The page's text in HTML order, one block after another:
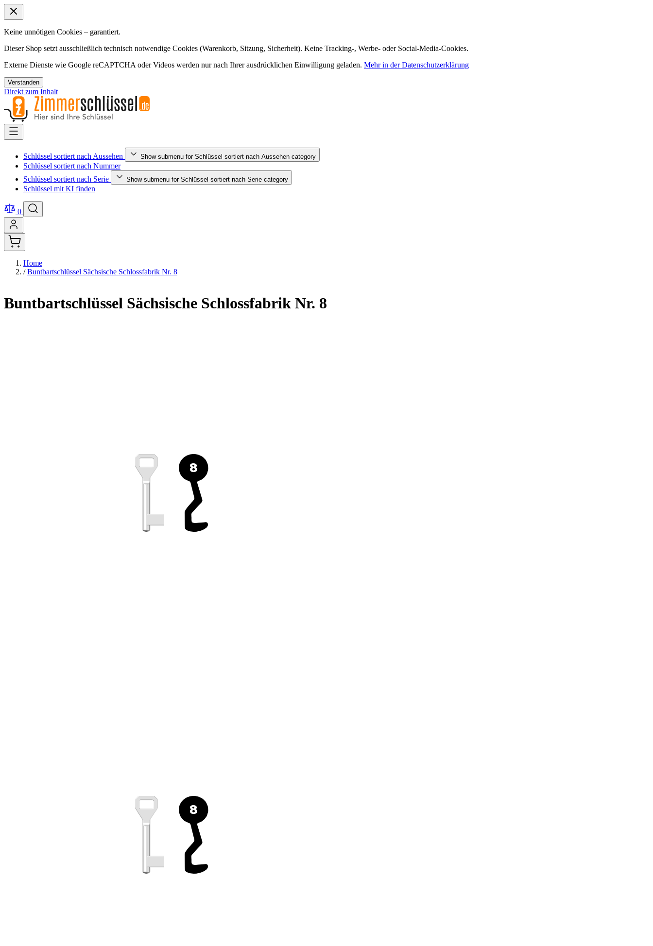
Keine unnötigen Cookies – garantiert.
Dieser Shop setzt ausschließlich technisch notwendige Cookies (Warenkorb, Sitzung, Sicherheit). Keine Tracking-, Werbe- oder Social-Media-Cookies.
Externe Dienste wie Google reCAPTCHA oder Videos werden nur nach Ihrer ausdrücklichen Einwilligung geladen. Mehr in der Datenschutzerklärung
Verstanden
Direkt zum Inhalt
Schlüssel sortiert nach Aussehen Show submenu for Schlüssel sortiert nach Aussehen category
Schlüssel sortiert nach Nummer
Schlüssel sortiert nach Serie
Show submenu for Schlüssel sortiert nach Serie category
Schlüssel mit KI finden
0
Home
/ Buntbartschlüssel Sächsische Schlossfabrik Nr. 8
Buntbartschlüssel Sächsische Schlossfabrik Nr. 8